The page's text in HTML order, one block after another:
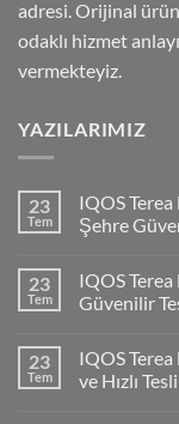
adresi. Orijinal
odaklı hizmet
vermekteyiz.
YAZILARIMIZ
23
Tem
IQOS
Şehre
23
Tem
IQOS Terea
Güvenilir
23
Tem
IQOS
ve Hızlı